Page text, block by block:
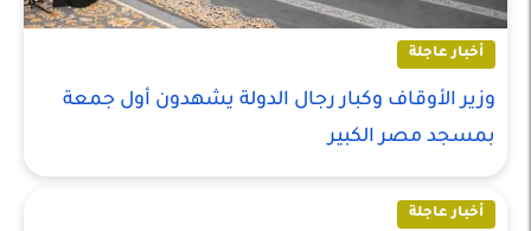
أخبار عاجلة
وزير الأوقاف وكبار رجال الدولة يشهدون أول جمعة
بمسجد مصر الكبير
أخبار عاجلة